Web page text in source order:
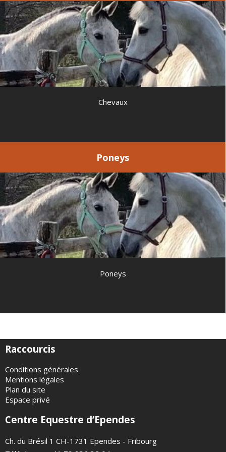
Chevaux
Poneys
Poneys
Raccourcis
Conditions générales
Mentions légales
Plan du site
Espace privé
Centre Equestre d’Ependes
Ch. du Brésil 1 CH-1731 Ependes - Fribourg